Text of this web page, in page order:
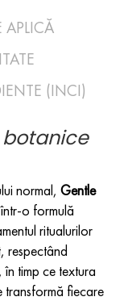
APLICĂ
(INCI)
botanice
normal, Gentle
o formulă
ritualurilor
respectând
timp ce textura
fiecare